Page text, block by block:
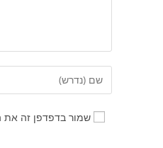
שמור בדפדפן זה את